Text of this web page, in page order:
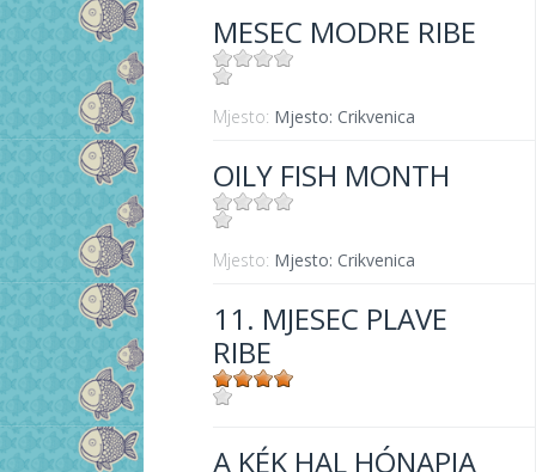
MESEC MODRE RIBE
Mjesto: Mjesto: Crikvenica
OILY FISH MONTH
Mjesto: Mjesto: Crikvenica
11. MJESEC PLAVE
RIBE
A KÉK HAL HÓNAPJA